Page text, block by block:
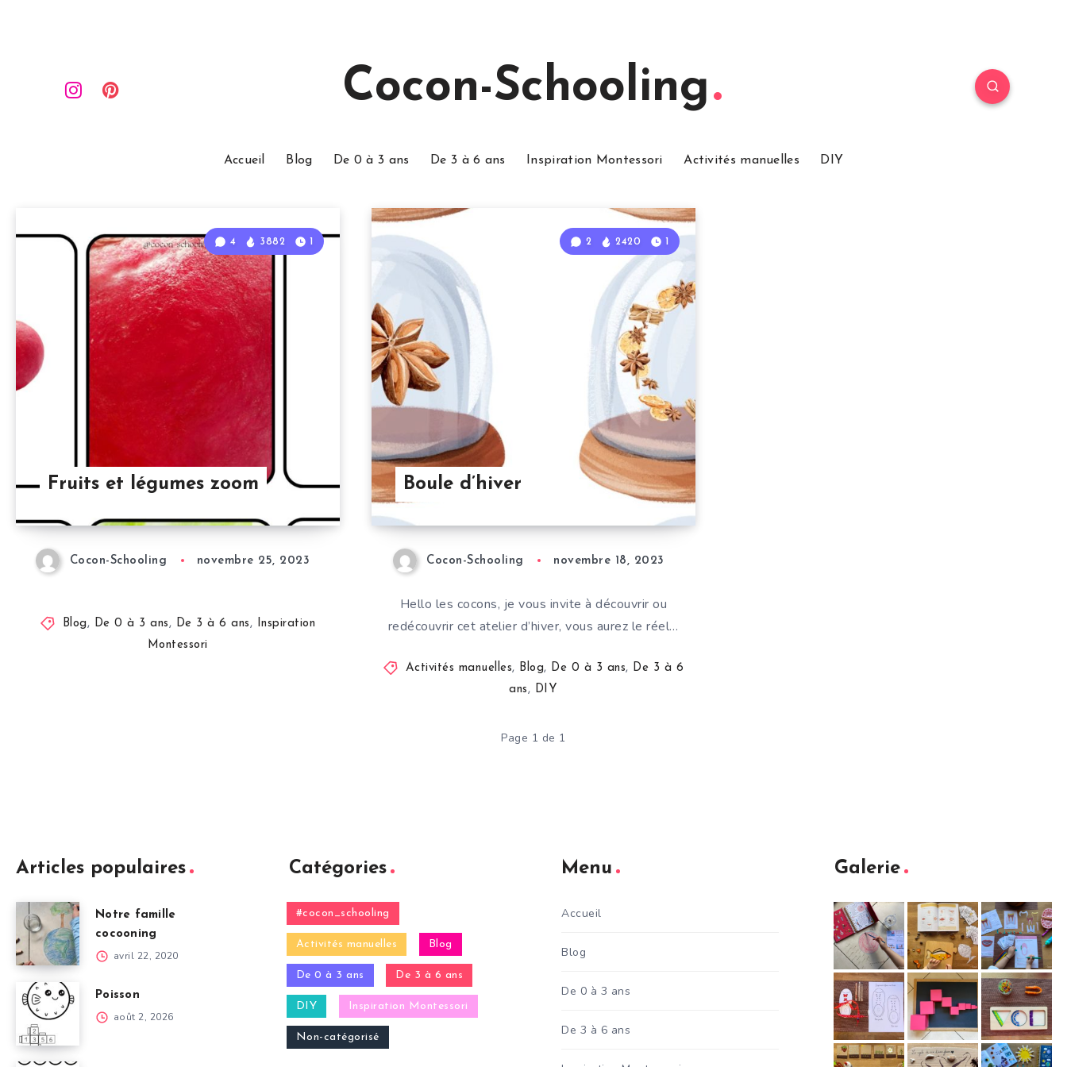
Cocon-Schooling
Accueil Blog De 0 à 3 ans De 3 à 6 ans Inspiration Montessori Activités manuelles DIY
Fruits et légumes zoom
4 3882 1
Cocon-Schooling novembre 25, 2023
Blog, De 0 à 3 ans, De 3 à 6 ans, Inspiration
Montessori
Boule d’hiver
2 2420 1
Cocon-Schooling novembre 18, 2023
Hello les cocons, je vous invite à découvrir ou
redécouvrir cet atelier d’hiver, vous aurez le réel…
Activités manuelles, Blog, De 0 à 3 ans, De 3 à 6
ans, DIY
Page 1 de 1
Articles populaires
Notre famille
cocooning
avril 22, 2020
Poisson
août 2, 2026
Catégories
#cocon_schooling
Activités manuelles Blog
De 0 à 3 ans De 3 à 6 ans
DIY Inspiration Montessori
Non-catégorisé
Menu
Accueil
Blog
De 0 à 3 ans
De 3 à 6 ans
Galerie